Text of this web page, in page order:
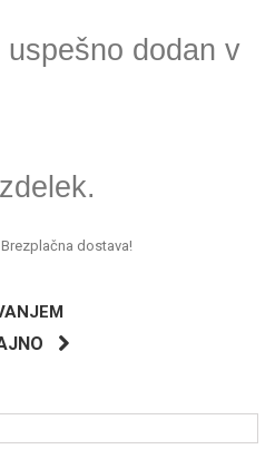
dodan v
Brezplačna dostava!